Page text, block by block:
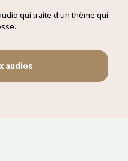
qui traite d'un thème qui
audios